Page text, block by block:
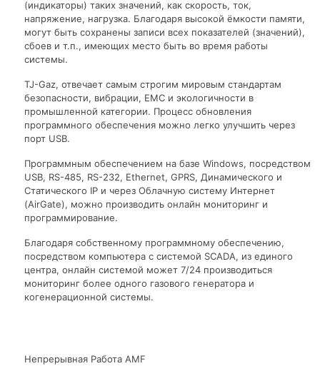
(индикаторы) таких значений, как скорость, ток,
напряжение, нагрузка. Благодаря высокой ёмкости памяти,
могут быть сохранены записи всех показателей (значений),
сбоев и т.п., имеющих место быть во время работы
системы.
TJ-Gaz, отвечает самым строгим мировым стандартам
безопасности, вибрации, ЕМС и экологичности в
промышленной категории. Процесс обновления
программного обеспечения можно легко улучшить через
порт USB.
Программным обеспечением на базе Windows, посредством
USB, RS-485, RS-232, Ethernet, GPRS, Динамического и
Статического IP и через Облачную систему Интернет
(AirGate), можно производить онлайн мониторинг и
программирование.
Благодаря собственному программному обеспечению,
посредством компьютера с системой SCADA, из единого
центра, онлайн системой может 7/24 производиться
мониторинг более одного газового генератора и
когенерационной системы.
Непрерывная Работа AMF